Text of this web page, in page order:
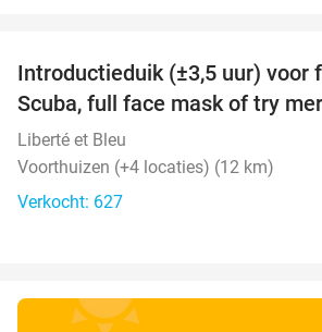
Introductieduik (±3,5 uur) voor
Scuba, full face mask of try
Liberté et Bleu
Voorthuizen (+4 locaties) (12 km)
Verkocht: 627